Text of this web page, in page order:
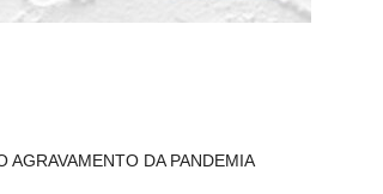
AGRAVAMENTO DA PANDEMIA